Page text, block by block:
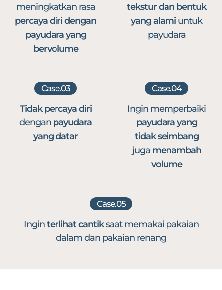
meningkatkanrasa
percaya diridengan
payudarayang
bervolume
tekstur dan bentuk
yang alami untuk
payudara
Case.03
Tidak percaya diri
dengan payudara
yang datar
Case.04
Ingin memperbaiki
payudara yang
tidak seimbang
juga menambah
volume
Case.05
Inginterlihat cantiksaat memakai pakaian
dalam dan pakaian renang